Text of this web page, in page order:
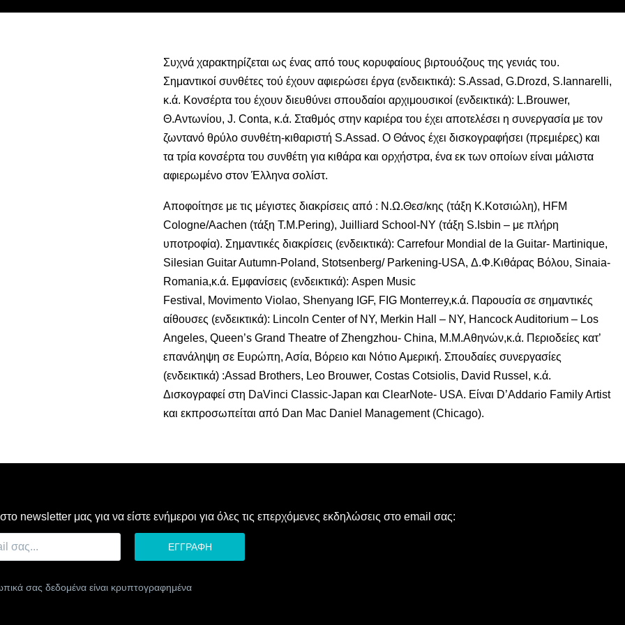
Συχνά χαρακτηρίζεται ως ένας από τους κορυφαίους βιρτουόζους της γενιάς του.
Σημαντικοί συνθέτες τού έχουν αφιερώσει έργα (ενδεικτικά): S.Assad, G.Drozd, S.Iannarelli,
κ.ά. Κονσέρτα του έχουν διευθύνει σπουδαίοι αρχιμουσικοί (ενδεικτικά): L.Βrouwer,
Θ.Αντωνίου, J. Conta, κ.ά. Σταθμός στην καριέρα του έχει αποτελέσει η συνεργασία με τον
ζωντανό θρύλο συνθέτη-κιθαριστή S.Assad. Ο Θάνος έχει δισκογραφήσει (πρεμιέρες) και
τα τρία κονσέρτα του συνθέτη για κιθάρα και ορχήστρα, ένα εκ των οποίων είναι μάλιστα
αφιερωμένο στον Έλληνα σολίστ.
Αποφοίτησε με τις μέγιστες διακρίσεις από : Ν.Ω.Θεσ/κης (τάξη Κ.Κοτσιώλη), HFM
Cologne/Aachen (τάξη T.M.Pering), Juilliard School-ΝΥ (τάξη S.Isbin – με πλήρη
υποτροφία). Σημαντικές διακρίσεις (ενδεικτικά): Carrefour Mondial de la Guitar- Martinique,
Silesian Guitar Autumn-Poland, Stotsenberg/ Parkening-USA, Δ.Φ.Κιθάρας Βόλου, Sinaia-
Romania,κ.ά. Εμφανίσεις (ενδεικτικά): Aspen Music
Festival, Movimento Violao, Shenyang IGF, FIG Monterrey,κ.ά. Παρουσία σε σημαντικές
αίθουσες (ενδεικτικά): Lincoln Center of NY, Merkin Hall – NY, Hancock Auditorium – Los
Angeles, Queen’s Grand Theatre of Zhengzhou- China, Μ.Μ.Αθηνών,κ.ά. Περιοδείες κατ’
επανάληψη σε Ευρώπη, Ασία, Βόρειο και Νότιο Αμερική. Σπουδαίες συνεργασίες
(ενδεικτικά) :Assad Brothers, Leo Brouwer, Costas Cotsiolis, David Russel, κ.ά.
Δισκογραφεί στη DaVinci Classic-Japan και ClearNote- USA. Είναι D’Addario Family Artist
και εκπροσωπείται από Dan Mac Daniel Management (Chicago).
newsletter μας για να είστε ενήμεροι για όλες τις επερχόμενες εκδηλώσεις στο email σας:
σας δεδομένα είναι κρυπτογραφημένα